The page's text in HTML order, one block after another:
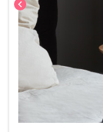
chevron_left